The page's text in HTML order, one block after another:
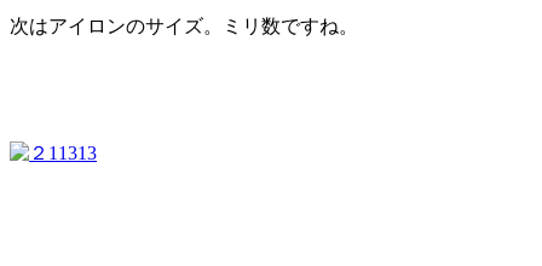
次はアイロンのサイズ。ミリ数ですね。